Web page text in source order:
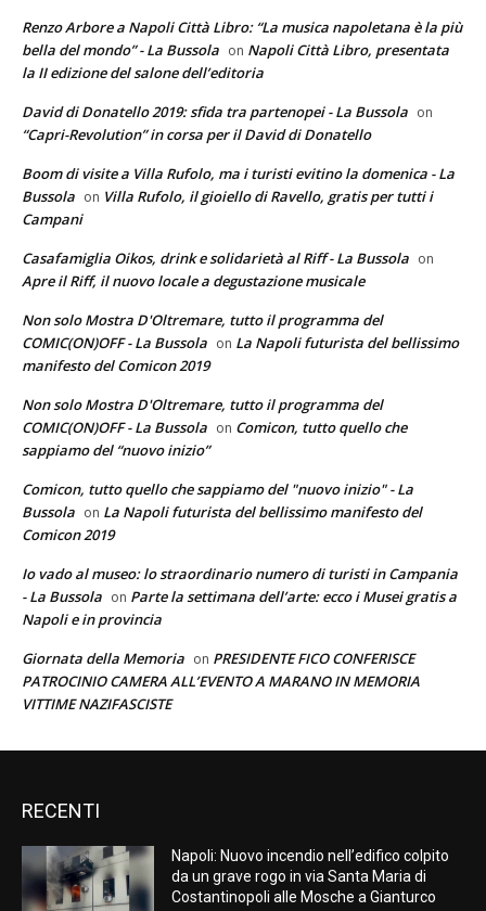
Renzo Arbore a Napoli Città Libro: “La musica napoletana è la più
bella del mondo” - La Bussola on Napoli Città Libro, presentata
la II edizione del salone dell’editoria
David di Donatello 2019: sfida tra partenopei - La Bussola on
“Capri-Revolution” in corsa per il David di Donatello
Boom di visite a Villa Rufolo, ma i turisti evitino la domenica - La
Bussola on Villa Rufolo, il gioiello di Ravello, gratis per tutti i
Campani
Casafamiglia Oikos, drink e solidarietà al Riff - La Bussola on
Apre il Riff, il nuovo locale a degustazione musicale
Non solo Mostra D'Oltremare, tutto il programma del
COMIC(ON)OFF - La Bussola on La Napoli futurista del bellissimo
manifesto del Comicon 2019
Non solo Mostra D'Oltremare, tutto il programma del
COMIC(ON)OFF - La Bussola on Comicon, tutto quello che
sappiamo del “nuovo inizio”
Comicon, tutto quello che sappiamo del "nuovo inizio" - La
Bussola on La Napoli futurista del bellissimo manifesto del
Comicon 2019
Io vado al museo: lo straordinario numero di turisti in Campania
- La Bussola on Parte la settimana dell’arte: ecco i Musei gratis a
Napoli e in provincia
Giornata della Memoria on PRESIDENTE FICO CONFERISCE
PATROCINIO CAMERA ALL’EVENTO A MARANO IN MEMORIA
VITTIME NAZIFASCISTE
RECENTI
Napoli: Nuovo incendio nell’edifico colpito
da un grave rogo in via Santa Maria di
Costantinopoli alle Mosche a Gianturco